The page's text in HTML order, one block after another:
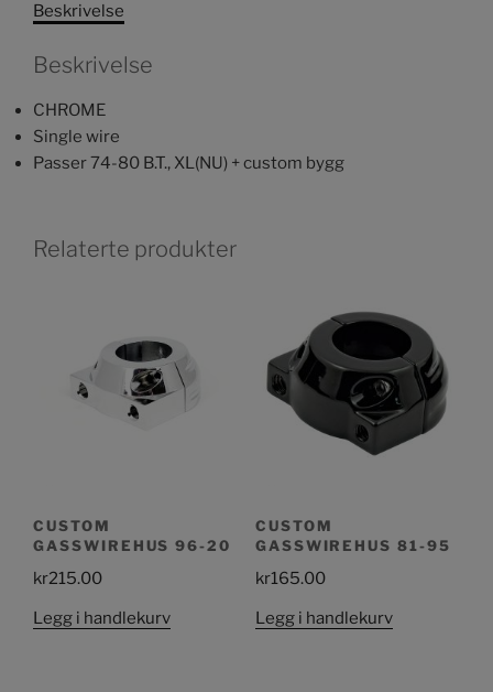
Beskrivelse
Beskrivelse
CHROME
Single wire
Passer 74-80 B.T., XL(NU) + custom bygg
Relaterte produkter
CUSTOM
GASSWIREHUS 96-20
kr215.00
Legg i handlekurv
CUSTOM
GASSWIREHUS 81-95
kr165.00
Legg i handlekurv